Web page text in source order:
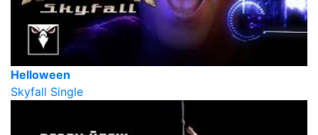
Helloween
Skyfall Single